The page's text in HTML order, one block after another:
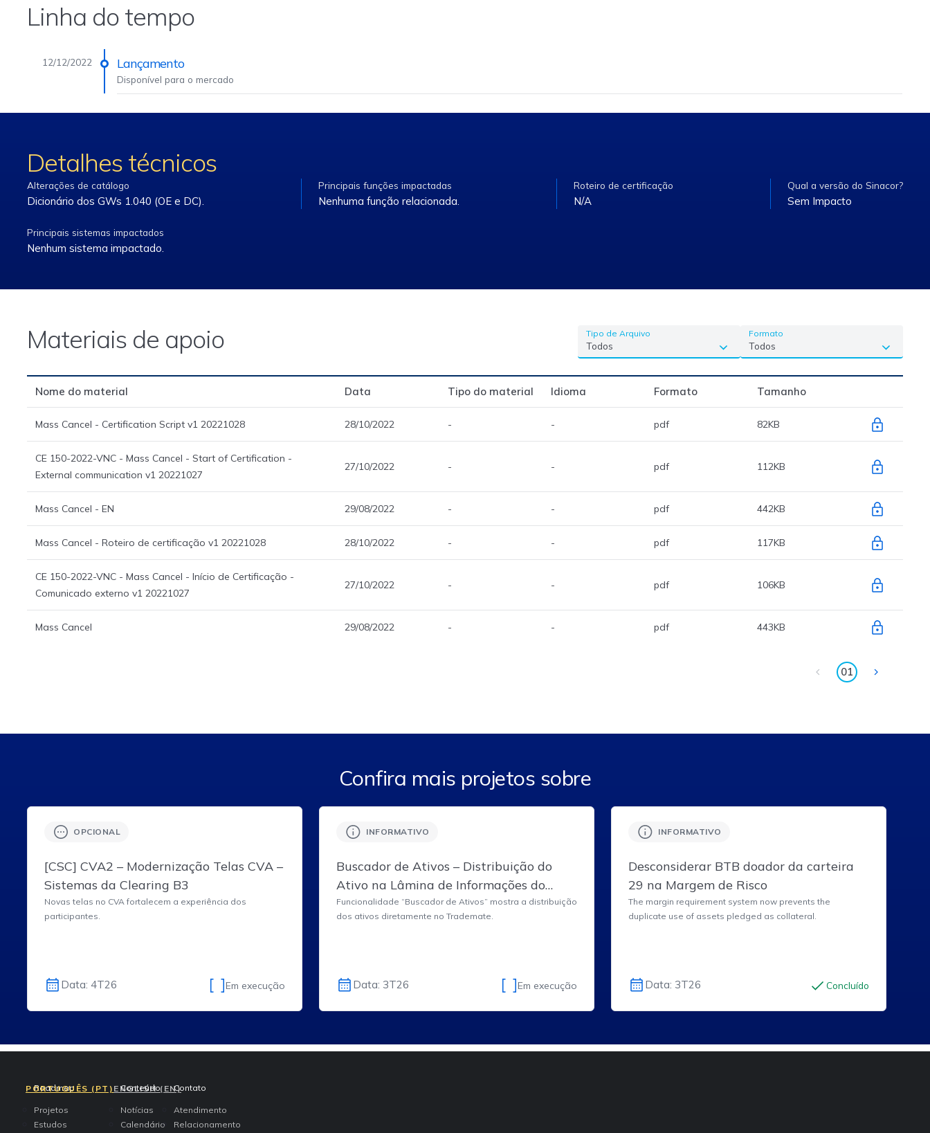
Acesse mais detalhes fazendo o download do Material de Apoio.
Linha do tempo
12/12/2022 Lançamento
Disponível para o mercado
Detalhes técnicos
Alterações de catálogo
Dicionário dos GWs 1.040 (OE e DC).
Principais sistemas impactados
Nenhum sistema impactado.
Principais funções impactadas
Nenhuma função relacionada.
Roteiro de certificação
N/A
Qual a versão do Sinacor?
Sem Impacto
Materiais de apoio Tipo de Arquivo Formato
Nome do material Data Tipo do material Idioma Formato Tamanho
Mass Cancel - Certification Script v1 20221028 28/10/2022 - - pdf 82KB
CE 150-2022-VNC - Mass Cancel - Start of Certification -
External communication v1 20221027
27/10/2022 - - pdf 112KB
Mass Cancel - EN 29/08/2022 - - pdf 442KB
Mass Cancel - Roteiro de certificação v1 20221028 28/10/2022 - - pdf 117KB
CE 150-2022-VNC - Mass Cancel - Início de Certificação -
Comunicado externo v1 20221027
27/10/2022 - - pdf 106KB
Mass Cancel 29/08/2022 - - pdf 443KB
01
Confira mais projetos sobre
OPCIONAL
[CSC] CVA2 – Modernização Telas CVA –
Sistemas da Clearing B3
Novas telas no CVA fortalecem a experiência dos
participantes.
Data: 4T26 Em execução
INFORMATIVO
Buscador de Ativos – Distribuição do
Ativo na Lâmina de Informações do
Ativo do Trademate.
Funcionalidade “Buscador de Ativos” mostra a distribuição
dos ativos diretamente no Trademate.
Data: 3T26 Em execução
INFORMATIVO
Desconsiderar BTB doador da carteira
29 na Margem de Risco
The margin requirement system now prevents the
duplicate use of assets pledged as collateral.
Data: 3T26 Concluído
access-the-page
Roadmap
Projetos
Estudos
access-the-page
Conteúdo
Notícias
Calendário
access-the-page
Contato
Atendimento
Relacionamento
PORTUGUÊS (PT) ENGLISH (EN)